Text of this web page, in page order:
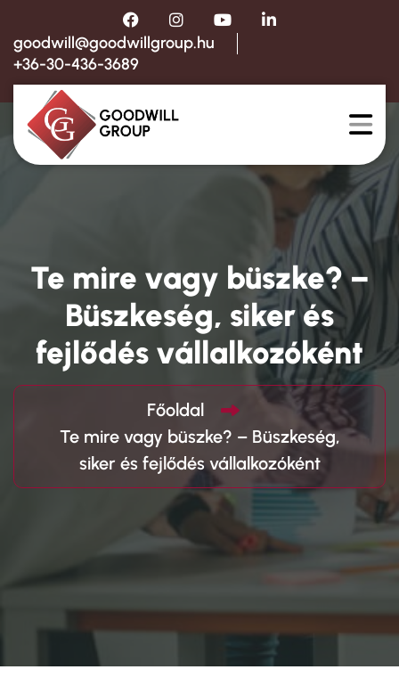
goodwill@goodwillgroup.hu
+36-30-436-3689
Te mire vagy büszke? –
Büszkeség, siker és
fejlődés vállalkozóként
Főoldal
Te mire vagy büszke? – Büszkeség,
siker és fejlődés vállalkozóként